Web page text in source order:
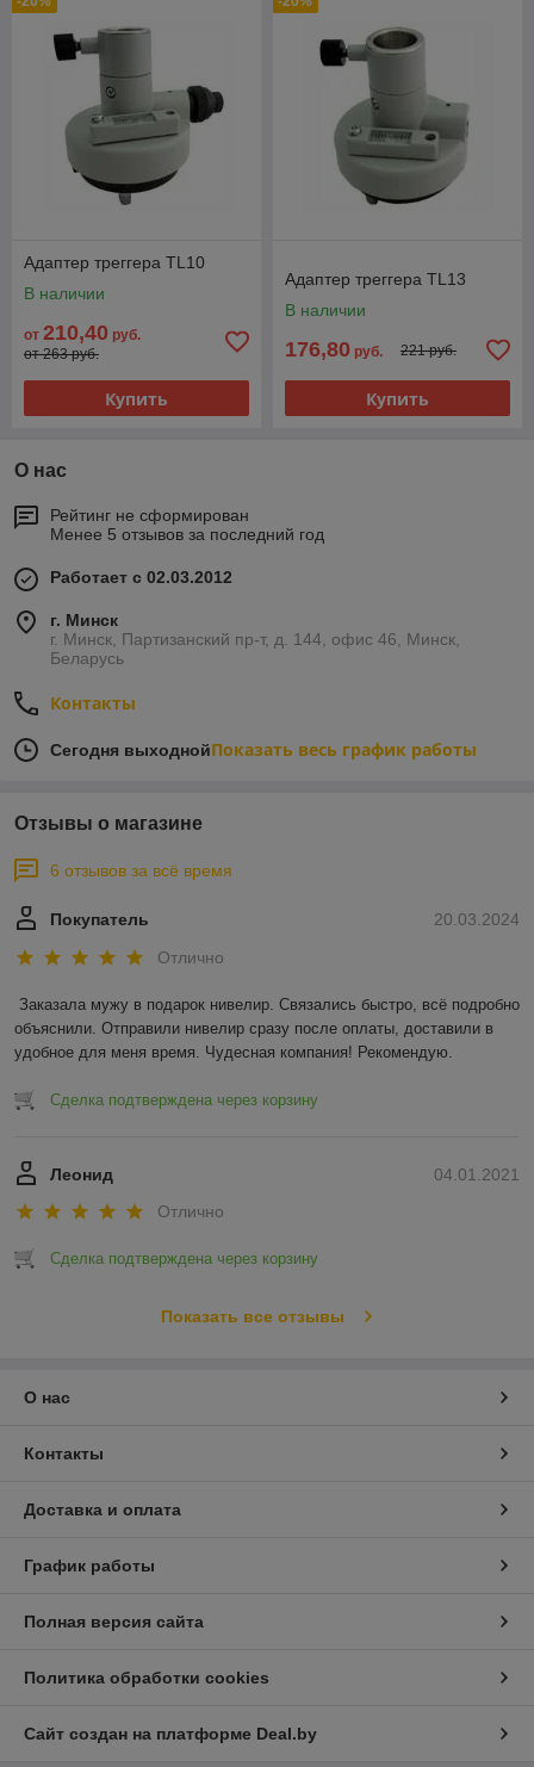
Адаптер треггера TL10
В наличии
от 210,40 руб.
от 263 руб.
Купить
Адаптер треггера TL13
В наличии
176,80 руб. 221 руб.
Купить
О нас
Рейтинг не сформирован
Менее 5 отзывов за последний год
Работает с 02.03.2012
г. Минск
г. Минск, Партизанский пр-т, д. 144, офис 46, Минск,
Беларусь
Контакты
Сегодня выходнойПоказать весь график работы
Отзывы о магазине
6 отзывов за всё время
20.03.2024
Покупатель
Отлично
Заказала мужу в подарок нивелир. Связались быстро, всё подробно
объяснили. Отправили нивелир сразу после оплаты, доставили в
удобное для меня время. Чудесная компания! Рекомендую.
Сделка подтверждена через корзину
04.01.2021
Леонид
Отлично
Сделка подтверждена через корзину
Показать все отзывы
О нас
Контакты
Доставка и оплата
График работы
Полная версия сайта
Политика обработки cookies
Сайт создан на платформе Deal.by